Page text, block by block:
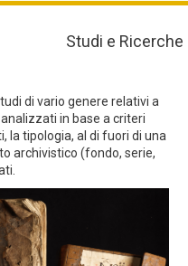
Studi e Ricerche
di vario genere relativi a
in base a criteri
la tipologia, al di fuori di una
archivistico (fondo, serie,